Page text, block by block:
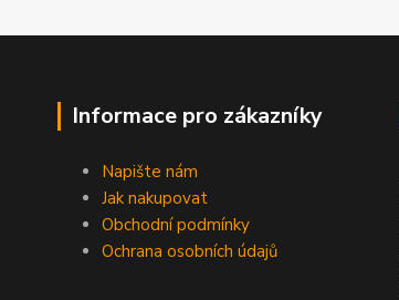
Informace pro zákazníky
Napište nám
Jak nakupovat
Obchodní podmínky
Ochrana osobních údajů